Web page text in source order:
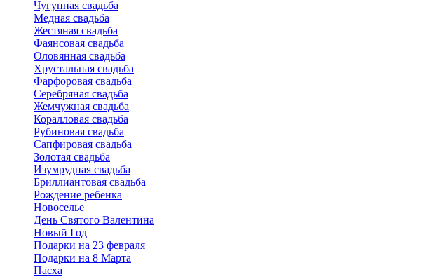
Чугунная свадьба
Медная свадьба
Жестяная свадьба
Фаянсовая свадьба
Оловянная свадьба
Хрустальная свадьба
Фарфоровая свадьба
Серебряная свадьба
Жемчужная свадьба
Коралловая свадьба
Рубиновая свадьба
Сапфировая свадьба
Золотая свадьба
Изумрудная свадьба
Бриллиантовая свадьба
Рождение ребенка
Новоселье
День Святого Валентина
Новый Год
Подарки на 23 февраля
Подарки на 8 Марта
Пасха